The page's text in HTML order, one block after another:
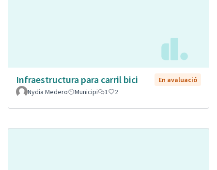
Infraestructura para carril bici
En avaluació
Nydia Medero
Municipi 1 2